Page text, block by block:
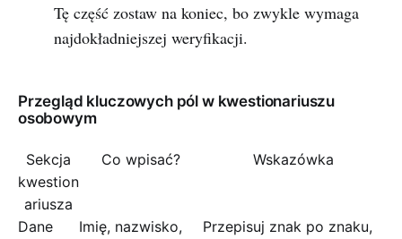
Tę część zostaw na koniec, bo zwykle wymaga
najdokładniejszej weryfikacji.
Przegląd kluczowych pól w kwestionariuszu
osobowym
Sekcja
kwestion
ariusza
Co wpisać? Wskazówka
Dane
Imię, nazwisko,
Przepisuj znak po znaku,